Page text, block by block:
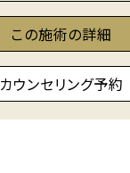
この施術の詳細
カウンセリング予約